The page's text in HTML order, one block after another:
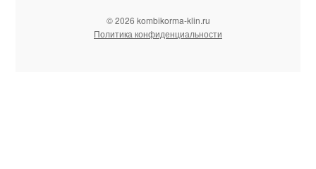
© 2026 kombikorma-klin.ru
Политика конфиденциальности